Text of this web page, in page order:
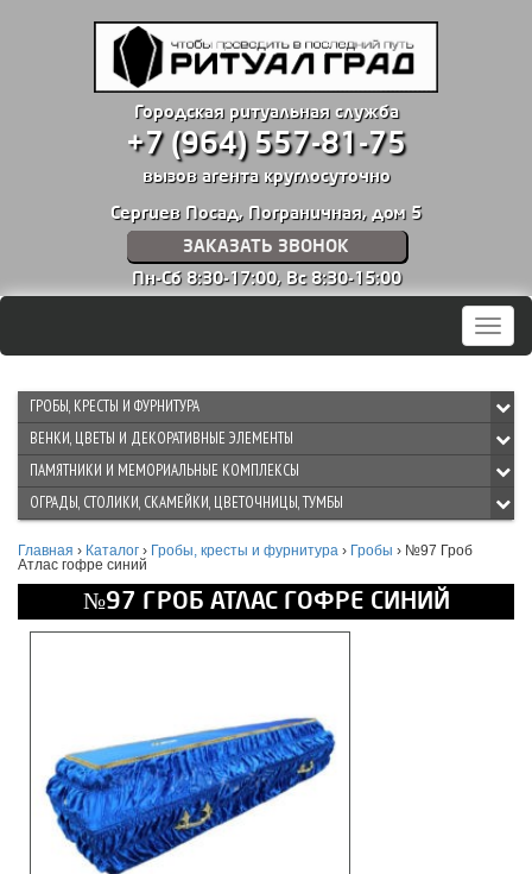
Городская ритуальная служба
+7 (964) 557-81-75
вызов агента круглосуточно
Сергиев Посад, Пограничная, дом 5
ЗАКАЗАТЬ ЗВОНОК
Пн-Сб 8:30-17:00, Вс 8:30-15:00
Меню
ГРОБЫ, КРЕСТЫ И ФУРНИТУРА
ВЕНКИ, ЦВЕТЫ И ДЕКОРАТИВНЫЕ ЭЛЕМЕНТЫ
ПАМЯТНИКИ И МЕМОРИАЛЬНЫЕ КОМПЛЕКСЫ
ОГРАДЫ, СТОЛИКИ, СКАМЕЙКИ, ЦВЕТОЧНИЦЫ, ТУМБЫ
Главная › Каталог › Гробы, кресты и фурнитура › Гробы › №97 Гроб
Атлас гофре синий
№97 ГРОБ АТЛАС ГОФРЕ СИНИЙ